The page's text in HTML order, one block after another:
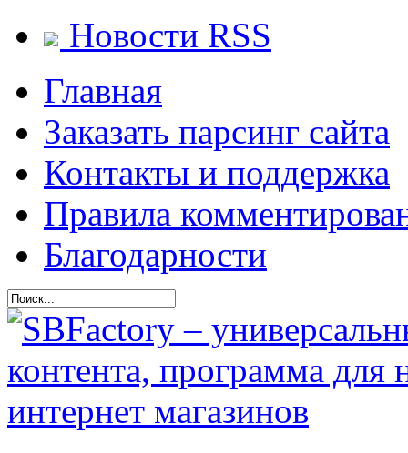
Новости RSS
Главная
Заказать парсинг сайта
Контакты и поддержка
Правила
Благодарности